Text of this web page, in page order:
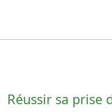
Réussir sa prise